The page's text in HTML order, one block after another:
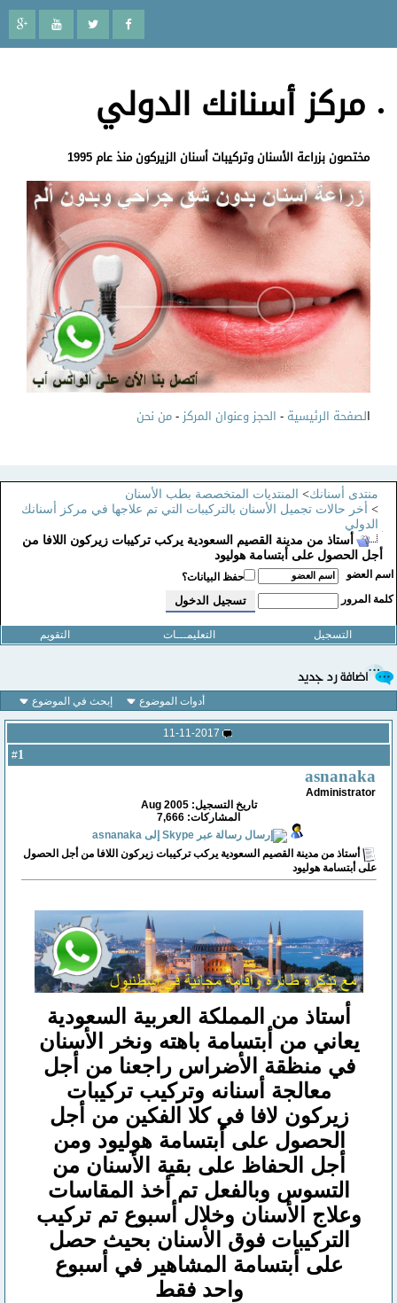
مركز أسنانك الدولي
مختصون بزراعة الأسنان وتركيبات أسنان الزيركون منذ عام 1995
لصفحة الرئيسية-الحجز وعنوان المركز-من نحن
منتدى أسنانك>المنتديات المتخصصة بطب الأسنان
>أخر حالات تجميل الأسنان بالتركيبات التي تم علاجها في مركز أسنانك
الدولي
أستاذ من مدينة القصيم السعودية يركب تركيبات زيركون اللافا من
أجل الحصول على أبتسامة هوليود
اسم العضو
حفظ البيانات؟
كلمة المرور
التسجيل التعليمـــات التقويم
أدوات الموضوع إبحث في الموضوع
11-11-2017
asnanaka
Administrator
تاريخ التسجيل: Aug 2005
المشاركات: 7,666
أستاذ من مدينة القصيم السعودية يركب تركيبات زيركون اللافا من أجل الحصول
على أبتسامة هوليود
أستاذ من المملكة العربية السعودية
يعاني من أبتسامة باهته ونخر الأسنان
في منظقة الأضراس راجعنا من أجل
معالجة أسنانه وتركيب تركيبات
زيركون لافا في كلا الفكين من أجل
الحصول على أبتسامة هوليود ومن
أجل الحفاظ على بقية الأسنان من
التسوس وبالفعل تم أخذ المقاسات
وعلاج الأسنان وخلال أسبوع تم تركيب
التركيبات فوق الأسنان بحيث حصل
على أبتسامة المشاهير في أسبوع
واحد فقط